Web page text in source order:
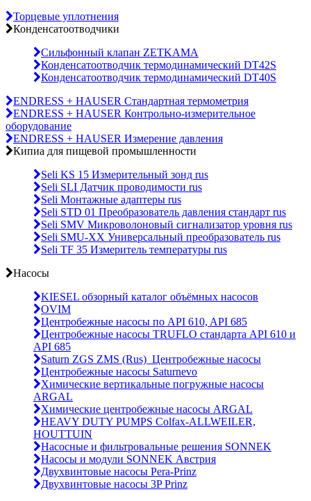
Торцевые уплотнения
Конденсатоотводчики
Сильфонный клапан ZETKAMA
Конденсатоотводчик термодинамический DT42S
Конденсатоотводчик термодинамический DT40S
ENDRESS + HAUSER Стандартная термометрия
ENDRESS + HAUSER Контрольно-измерительное
оборудование
ENDRESS + HAUSER Измерение давления
Кипиа для пищевой промышленности
Seli KS 15 Измерительный зонд rus
Seli SLI Датчик проводимости rus
Seli Монтажные адаптеры rus
Seli STD 01 Преобразователь давления стандарт rus
Seli SMV Микроволоновый сигнализатор уровня rus
Seli SMU-ХХ Универсальный преобразователь rus
Seli TF 35 Измеритель температуры rus
Насосы
KIESEL обзорный каталог объёмных насосов
OVIM
Центробежные насосы по API 610, API 685
Центробежные насосы TRUFLO стандарта API 610 и
API 685
Saturn ZGS ZMS (Rus)_Центробежные насосы
Центробежные насосы Saturnevo
Химические вертикальные погружные насосы
ARGAL
Химические центробежные насосы ARGAL
HEAVY DUTY PUMPS Colfax-ALLWEILER,
HOUTTUIN
Насосные и фильтровальные решения SONNEK
Насосы и модули SONNEK Австрия
Двухвинтовые насосы Pera-Prinz
Двухвинтовые насосы 3P Prinz